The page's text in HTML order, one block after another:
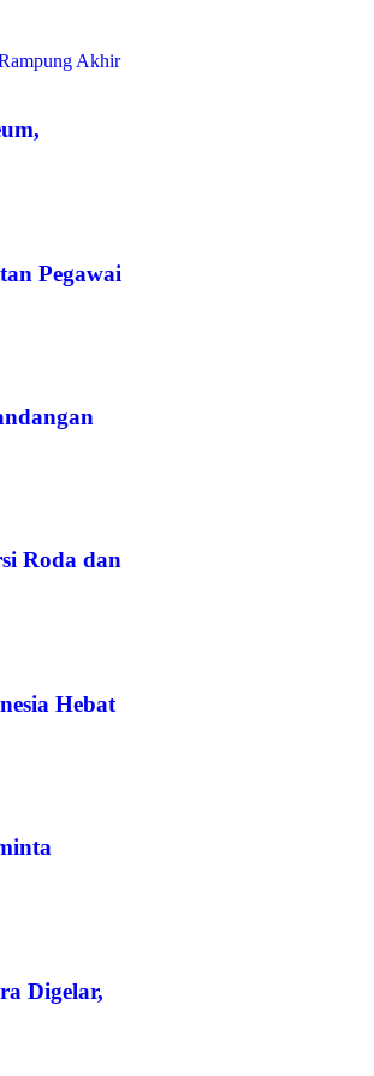
Pegawai
Roda dan
Hebat
Digelar,